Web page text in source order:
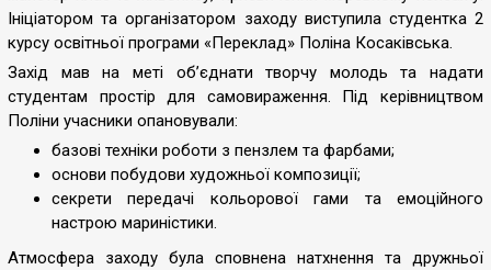
Ініціатором та організатором заходу виступила студентка 2
курсу освітньої програми «Переклад» Поліна Косаківська.
Захід мав на меті об’єднати творчу молодь та надати
студентам простір для самовираження. Під керівництвом
Поліни учасники опановували:
базові техніки роботи з пензлем та фарбами;
основи побудови художньої композиції;
секрети передачі кольорової гами та емоційного
настрою мариністики.
Атмосфера заходу була сповнена натхнення та дружньої